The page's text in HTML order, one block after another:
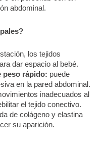
abdominal.
los tejidos
dar espacio al bebé.
peso rápido: puede
en la pared abdominal.
inadecuados al
el tejido conectivo.
de colágeno y elastina
su aparición.